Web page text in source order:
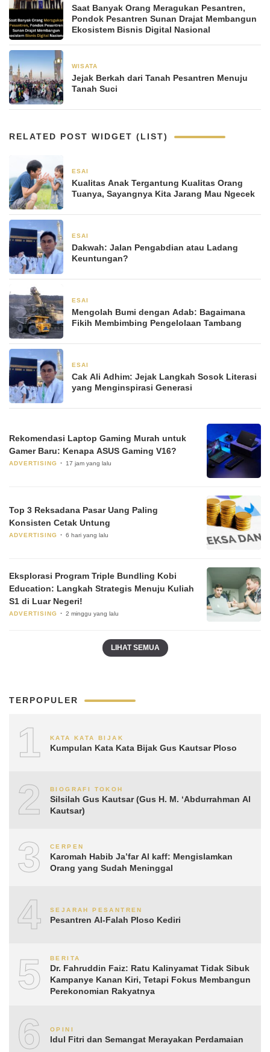
Saat Banyak Orang Meragukan Pesantren,
Pondok Pesantren Sunan Drajat Membangun
Ekosistem Bisnis Digital Nasional
WISATA
Jejak Berkah dari Tanah Pesantren Menuju
Tanah Suci
RELATED POST WIDGET (LIST)
ESAI
Kualitas Anak Tergantung Kualitas Orang
Tuanya, Sayangnya Kita Jarang Mau Ngecek
ESAI
Dakwah: Jalan Pengabdian atau Ladang
Keuntungan?
ESAI
Mengolah Bumi dengan Adab: Bagaimana
Fikih Membimbing Pengelolaan Tambang
ESAI
Cak Ali Adhim: Jejak Langkah Sosok Literasi
yang Menginspirasi Generasi
Rekomendasi Laptop Gaming Murah untuk
Gamer Baru: Kenapa ASUS Gaming V16?
ADVERTISING 17 jam yang lalu
Top 3 Reksadana Pasar Uang Paling
Konsisten Cetak Untung
ADVERTISING 6 hari yang lalu
Eksplorasi Program Triple Bundling Kobi
Education: Langkah Strategis Menuju Kuliah
S1 di Luar Negeri!
ADVERTISING 2 minggu yang lalu
LIHAT SEMUA
TERPOPULER
1 KATA KATA BIJAK
Kumpulan Kata Kata Bijak Gus Kautsar Ploso
2 BIOGRAFI TOKOH
Silsilah Gus Kautsar (Gus H. M. ‘Abdurrahman Al
Kautsar)
3 CERPEN
Karomah Habib Ja’far Al kaff: Mengislamkan
Orang yang Sudah Meninggal
4 SEJARAH PESANTREN
Pesantren Al-Falah Ploso Kediri
5 BERITA
Dr. Fahruddin Faiz: Ratu Kalinyamat Tidak Sibuk
Kampanye Kanan Kiri, Tetapi Fokus Membangun
Perekonomian Rakyatnya
6 OPINI
Idul Fitri dan Semangat Merayakan Perdamaian